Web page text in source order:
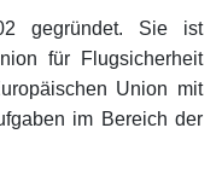
gegründet. Sie ist
für Flugsicherheit
Union mit
im Bereich der